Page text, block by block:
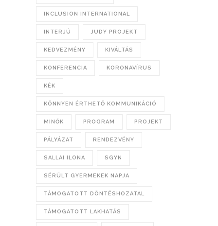
INCLUSION INTERNATIONAL
INTERJÚ JUDY PROJEKT
KEDVEZMÉNY KIVÁLTÁS
KONFERENCIA KORONAVÍRUS
KÉK
KÖNNYEN ÉRTHETŐ KOMMUNIKÁCIÓ
MINŐK PROGRAM PROJEKT
PÁLYÁZAT RENDEZVÉNY
SALLAI ILONA SGYN
SÉRÜLT GYERMEKEK NAPJA
TÁMOGATOTT DÖNTÉSHOZATAL
TÁMOGATOTT LAKHATÁS